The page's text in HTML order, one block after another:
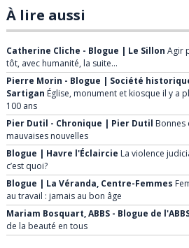
également collaboré à
plusieurs reprises à la
à la télévision de Radio-
Canada.
Après six ans, j’ai quitté le
journalisme pour me
au Groupe Canam Manac où
j’ai rempli diverses
durant 22 ans. J’ai aussi
brièvement occupé des
fonctions chez Québécor et
été associé chez
Communication Soleil, une
À lire aussi
Catherine Cliche - Blogue | Le Sillon Agir
tôt, avec humanité, la suite…
Pierre Morin - Blogue | Société
Sartigan Église, monument et kiosque il y a
100 ans
Pier Dutil - Chronique | Pier Dutil Bonnes
mauvaises nouvelles
Blogue | Havre l'Éclaircie La violence
c’est quoi?
Blogue | La Véranda, Centre-Femmes
au travail : jamais au bon âge
Mariam Bosquart, ABBS - Blogue de
de la beauté en tous